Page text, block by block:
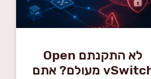
לא התקנתם Open
vSwitch מעולם? אתם